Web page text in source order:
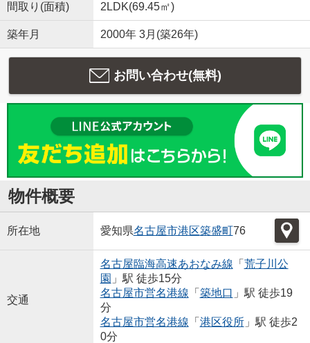
間取り(面積) 2LDK(69.45㎡)
築年月 2000年 3月(築26年)
お問い合わせ(無料)
物件概要
所在地 愛知県名古屋市港区築盛町76
交通
名古屋臨海高速あおなみ線 「 荒子川公
園 」駅 徒歩15分
名古屋市営名港線 「 築地口 」駅 徒歩19
分
名古屋市営名港線 「 港区役所」駅 徒歩2
0分